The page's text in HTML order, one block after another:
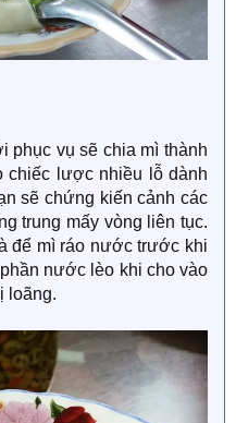
phục vụ sẽ chia mì thành
chiếc lược nhiều lỗ dành
sẽ chứng kiến cảnh các
trung mấy vòng liên tục.
để mì ráo nước trước khi
nước lèo khi cho vào
loãng.